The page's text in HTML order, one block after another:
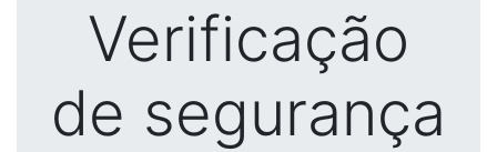
Verificação
de segurança